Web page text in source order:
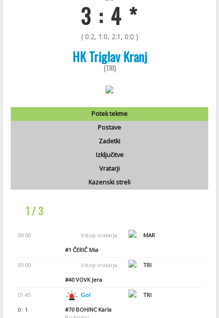
3 : 4 *
( 0:2, 1:0, 2:1, 0:0 )
HK Triglav Kranj
(TRI)
Potek tekme
Postave
Zadetki
Izključitve
Vratarji
Kazenski streli
1 / 3
00:00 Vstop vratarja
MAR
#1 ČERIČ Mia
00:00 Vstop vratarja
TRI
#40VOVK Jera
01:45 Gol
TRI
0 : 1
#70BOHINC Karla